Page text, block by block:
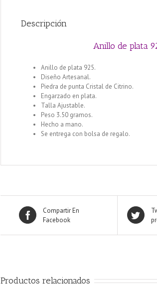
Descripción
Anillo de plata
Anillo de plata 925.
Diseño Artesanal.
Piedra de punta Cristal de Citrino.
Engarzado en plata.
Talla Ajustable.
Peso 3.50 gramos.
Hecho a mano.
Se entrega con bolsa de regalo.
Compartir En
Facebook
Productos relacionados